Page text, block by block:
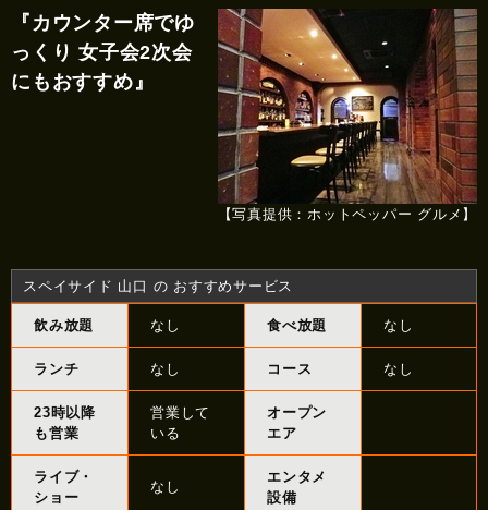
【写真提供：ホットペッパー グルメ】
『カウンター席でゆ
っくり 女子会2次会
にもおすすめ』
スペイサイド 山口 の おすすめサービス
飲み放題 なし 食べ放題 なし
ランチ なし コース なし
23時以降
も営業
営業して
いる
オープン
エア
ライブ・
ショー
なし
エンタメ
設備